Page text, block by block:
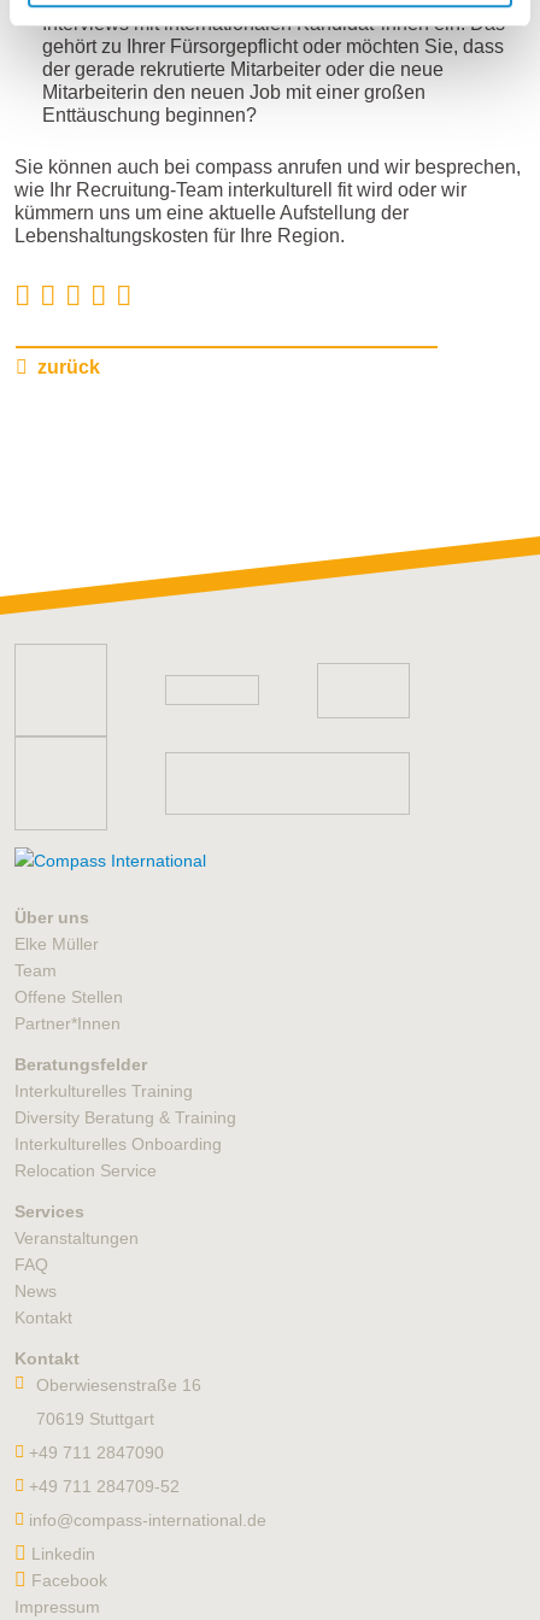
Interviews mit internationalen Kandidat*innen ein. Das
gehört zu Ihrer Fürsorgepflicht oder möchten Sie, dass
der gerade rekrutierte Mitarbeiter oder die neue
Mitarbeiterin den neuen Job mit einer großen
Enttäuschung beginnen?
Sie können auch bei compass anrufen und wir besprechen,
wie Ihr Recruitung-Team interkulturell fit wird oder wir
kümmern uns um eine aktuelle Aufstellung der
Lebenshaltungskosten für Ihre Region.
zurück
Über uns
Elke Müller
Team
Offene Stellen
Partner*Innen
Beratungsfelder
Interkulturelles Training
Diversity Beratung & Training
Interkulturelles Onboarding
Relocation Service
Services
Veranstaltungen
FAQ
News
Kontakt
Kontakt
Oberwiesenstraße 16
70619 Stuttgart
+49 711 2847090
+49 711 284709-52
info@compass-international.de
Linkedin
Facebook
Impressum